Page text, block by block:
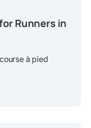
Runners in
à pied